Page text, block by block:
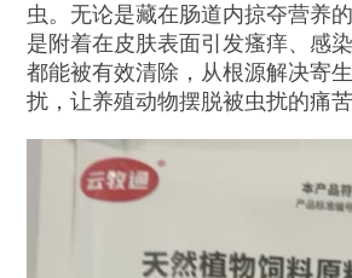
虫。无论是藏在肠道内掠夺营养
是附着在皮肤表面引发瘙痒、感
都能被有效清除，从根源解决寄
扰，让养殖动物摆脱被虫扰的痛苦